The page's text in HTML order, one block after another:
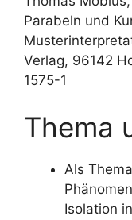
Parabeln und
Verlag, 96142
1575-1
Thema
Als
Isolation